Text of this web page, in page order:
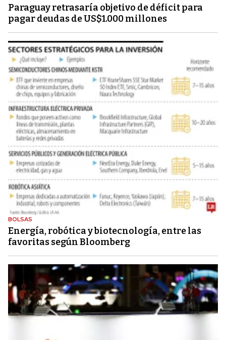
Paraguay retrasaría objetivo de déficit para
pagar deudas de US$1.000 millones
BOLSAS
Energía, robótica y biotecnología, entre las
favoritas según Bloomberg